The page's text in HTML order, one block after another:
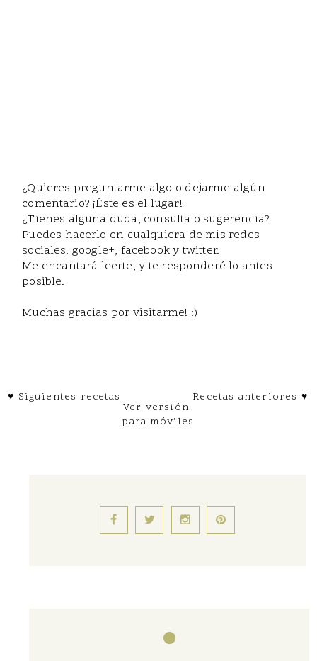
¿Quieres preguntarme algo o dejarme algún
comentario? ¡Éste es el lugar!
¿Tienes alguna duda, consulta o sugerencia?
Puedes hacerlo en cualquiera de mis redes
sociales: google+, facebook y twitter.
Me encantará leerte, y te responderé lo antes
posible.
Muchas gracias por visitarme! :)
♥ Siguientes recetas Recetas anteriores ♥
Ver versión
para móviles